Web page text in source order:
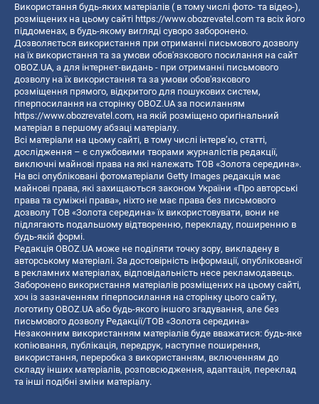
Використання будь-яких матеріалів ( в тому числі фото- та відео-),
розміщених на цьому сайті https://www.obozrevatel.com та всіх його
піддоменах, в будь-якому вигляді суворо заборонено.
Дозволяється використання при отриманні письмового дозволу
на їх використання та за умови обов'язкового посилання на сайт
OBOZ.UA, а для інтернет-видань - при отриманні письмового
дозволу на їх використання та за умови обов'язкового
розміщення прямого, відкритого для пошукових систем,
гіперпосилання на сторінку OBOZ.UA за посиланням
https://www.obozrevatel.com, на якій розміщено оригінальний
матеріал в першому абзаці матеріалу.
Всі матеріали на цьому сайті, в тому числі інтерв’ю, статті,
дослідження – є службовими творами журналістів редакції,
виключні майнові права на які належать ТОВ «Золота середина».
На всі опубліковані фотоматеріали Getty Images редакція має
майнові права, які захищаються законом України «Про авторські
права та суміжні права», ніхто не має права без письмового
дозволу ТОВ «Золота середина» їх використовувати, вони не
підлягають подальшому відтворенню, перекладу, поширенню в
будь-якій формі.
Редакція OBOZ.UA може не поділяти точку зору, викладену в
авторському матеріалі. За достовірність інформації, опублікованої
в рекламних матеріалах, відповідальність несе рекламодавець.
Заборонено використання матеріалів розміщених на цьому сайті,
хоч із зазначенням гіперпосилання на сторінку цього сайту,
логотипу OBOZ.UA або будь-якого іншого згадування, але без
письмового дозволу Редакції/ТОВ «Золота середина»
Незаконним використанням матеріалів буде вважатися: будь-яке
копiювання, публiкацiя, передрук, наступне поширення,
використання, переробка з використанням, включенням до
складу інших матеріалів, розповсюдження, адаптація, переклад
та інші подібні зміни матеріалу.